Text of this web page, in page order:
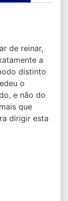
de reinar,
a
distinto
o
e não do
que
dirigir esta